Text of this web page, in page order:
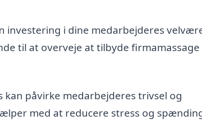
investering i dine medarbejderes
til at overveje at tilbyde firmamassage
påvirke medarbejderes trivsel og
med at reducere stress og